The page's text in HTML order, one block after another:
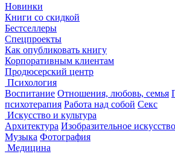
Новинки
Книги со скидкой
Бестселлеры
Спецпроекты
Как опубликовать книгу
Корпоративным клиентам
Продюсерский центр
Психология
Воспитание Отношения, любовь, семья
психотерапия Работа над собой Секс
Искусство и культура
Архитектура Изобразительное искусство
Музыка Фотография
Медицина